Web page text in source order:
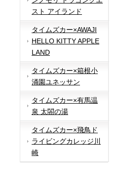
スト アイランド
タイムズカー×AWAJI
HELLO KITTY APPLE
LAND
タイムズカー×箱根小
涌園ユネッサン
タイムズカー×有馬温
泉 太閤の湯
タイムズカー×飛鳥ド
ライビングカレッジ川
崎